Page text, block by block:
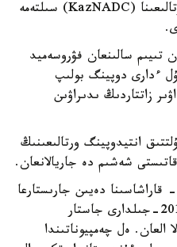
بۇل تۋرالى ۇلتتىق انتيدوپينگ ورتالىعىنا (KazNADC) سىلتەمە
سالىنعان فۋروسەميد
ءدارى دوپينگ بولىپ
زاتتاردىڭ ىدىراۋىن
انتيدوپينگ ورتالىعىنىڭ
شەشىم دە جاريالانعان.
بوكسشى قىز 2020-جىلدىڭ 25- قاراشاسىنا دەيىن جارىستارعا
قاتىسپايدى. نازىم 2013 جانە 2015-جىلدارى جاستار
العان. ەل چەمپيوناتىندا